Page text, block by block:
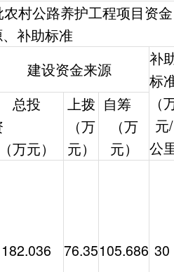
村公路养护工程项目资金
补助标准
建设资金来源
补
标
（
元/
公
总投
（万元）
上拨
（万
元）
自筹
（万
元）
182.036 76.35105.686 30